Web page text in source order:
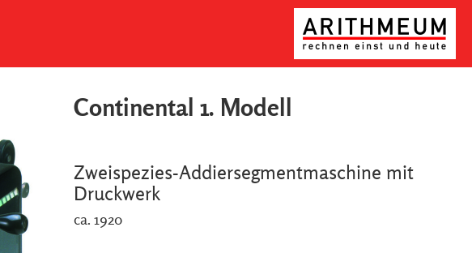
Continental 1. Modell
Zweispezies-Addiersegmentmaschine mit
Druckwerk
ca. 1920